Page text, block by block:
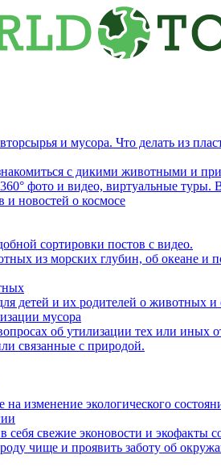
и мусора. Что делать из
с дикими животными и
фото и видео, виртуальные туры.
и новостей о космосе
сортировки постов с видео.
из морских глубин, об океане и
детей и их родителей о животных
мусора
об утилизации тех или иных
связанные с природой.
на изменение экологического
себя свежие эконовости и экофакты
чище и проявить заботу об